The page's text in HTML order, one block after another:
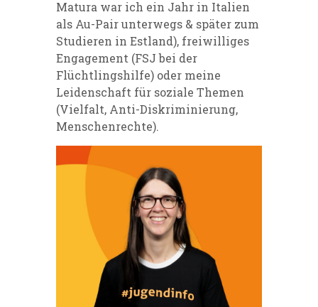
Matura war ich ein Jahr in Italien
als Au-Pair unterwegs & später zum
Studieren in Estland), freiwilliges
Engagement (FSJ bei der
Flüchtlingshilfe) oder meine
Leidenschaft für soziale Themen
(Vielfalt, Anti-Diskriminierung,
Menschenrechte).